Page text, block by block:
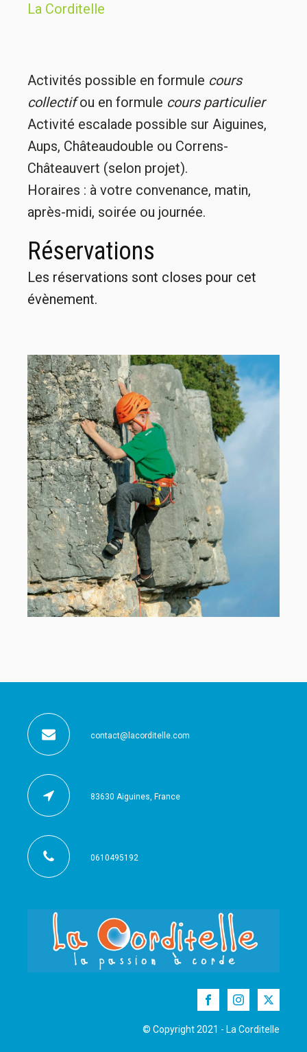
La Corditelle
Activités possible en formule cours
collectifou en formule cours particulier
Activité escalade possible sur Aiguines,
Aups, Châteaudouble ou Correns-
Châteauvert (selon projet).
Horaires : à votre convenance, matin,
après-midi, soirée ou journée.
Réservations
Les réservations sont closes pour cet
évènement.
© Copyright 2021 - La Corditelle
contact@lacorditelle.com
83630 Aiguines, France
0610495192